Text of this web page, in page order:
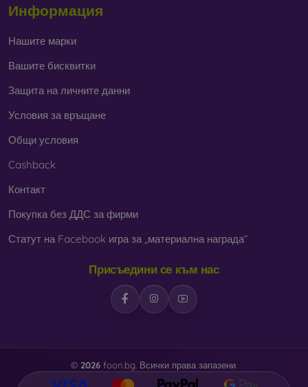
Информация
Нашите марки
Вашите бисквитки
Защита на личните данни
Условия за връщане
Общи условия
Cashback
Контакт
Покупка без ДДС за фирми
Статут на Facebook игра за „материална награда“
Присъедини се към нас
© 2026 foon.bg. Всички права запазени.